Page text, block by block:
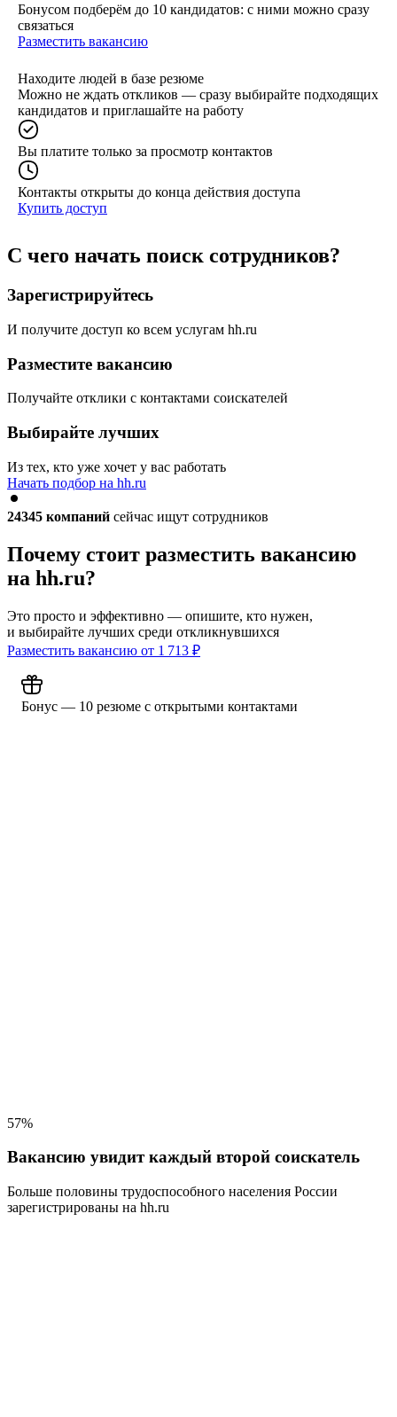
Бонусом подберём до 10 кандидатов: с ними можно сразу
связаться
Разместить вакансию
Находите людей в базе резюме
Можно не ждать откликов — сразу выбирайте подходящих
кандидатов и приглашайте на работу
Вы платите только за просмотр контактов
Контакты открыты до конца действия доступа
Купить доступ
С чего начать поиск сотрудников?
Зарегистрируйтесь
И получите доступ ко всем услугам hh.ru
Разместите вакансию
Получайте отклики с контактами соискателей
Выбирайте лучших
Из тех, кто уже хочет у вас работать
Начать подбор на hh.ru
24345 компаний сейчас ищут сотрудников
Почему стоит разместить вакансию
на hh.ru?
Это просто и эффективно — опишите, кто нужен,
и выбирайте лучших среди откликнувшихся
Разместить вакансию от 1 713 ₽
Бонус — 10 резюме с открытыми контактами
57%
Вакансию увидит каждый второй соискатель
Больше половины трудоспособного населения России
зарегистрированы на hh.ru